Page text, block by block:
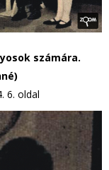
számára.
6. oldal